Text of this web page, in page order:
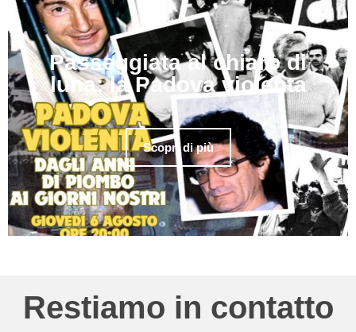
Passeggiata al chiaro di
luna: la Padova violenta
Scopri di più
Restiamo in contatto